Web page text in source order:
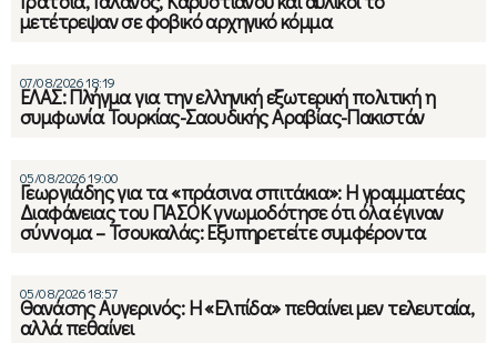
μετέτρεψαν σε φοβικό αρχηγικό κόμμα
07/08/2026 18:19
ΕΛΑΣ: Πλήγμα για την ελληνική εξωτερική πολιτική η
συμφωνία Τουρκίας-Σαουδικής Αραβίας-Πακιστάν
05/08/2026 19:00
Γεωργιάδης για τα «πράσινα σπιτάκια»: Η γραμματέας
Διαφάνειας του ΠΑΣΟΚ γνωμοδότησε ότι όλα έγιναν
σύννομα – Τσουκαλάς: Εξυπηρετείτε συμφέροντα
05/08/2026 18:57
Θανάσης Αυγερινός: Η «Ελπίδα» πεθαίνει μεν τελευταία,
αλλά πεθαίνει